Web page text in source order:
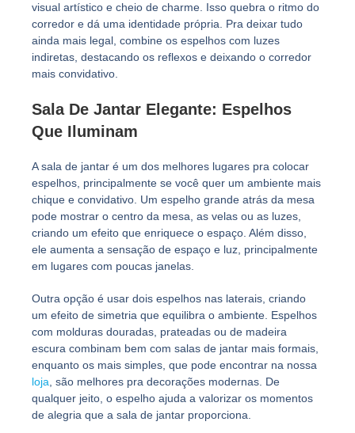
visual artístico e cheio de charme. Isso quebra o ritmo do
corredor e dá uma identidade própria. Pra deixar tudo
ainda mais legal, combine os espelhos com luzes
indiretas, destacando os reflexos e deixando o corredor
mais convidativo.
Sala De Jantar Elegante: Espelhos
Que Iluminam
A sala de jantar é um dos melhores lugares pra colocar
espelhos, principalmente se você quer um ambiente mais
chique e convidativo. Um espelho grande atrás da mesa
pode mostrar o centro da mesa, as velas ou as luzes,
criando um efeito que enriquece o espaço. Além disso,
ele aumenta a sensação de espaço e luz, principalmente
em lugares com poucas janelas.
Outra opção é usar dois espelhos nas laterais, criando
um efeito de simetria que equilibra o ambiente. Espelhos
com molduras douradas, prateadas ou de madeira
escura combinam bem com salas de jantar mais formais,
enquanto os mais simples, que pode encontrar na nossa
loja, são melhores pra decorações modernas. De
qualquer jeito, o espelho ajuda a valorizar os momentos
de alegria que a sala de jantar proporciona.